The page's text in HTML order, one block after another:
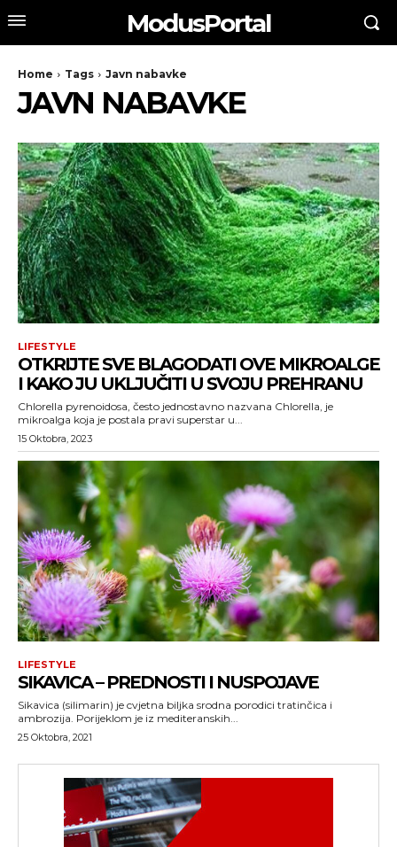
ModusPortal
Home Tags Javn nabavke
JAVN NABAVKE
LIFESTYLE
OTKRIJTE SVE BLAGODATI OVE MIKROALGE
I KAKO JU UKLJUČITI U SVOJU PREHRANU
Chlorella pyrenoidosa, često jednostavno nazvana Chlorella, je
mikroalga koja je postala pravi superstar u...
15 Oktobra, 2023
LIFESTYLE
SIKAVICA – PREDNOSTI I NUSPOJAVE
Sikavica (silimarin) je cvjetna biljka srodna porodici tratinčica i
ambrozija. Porijeklom je iz mediteranskih...
25 Oktobra, 2021